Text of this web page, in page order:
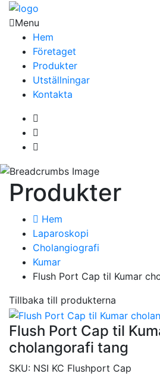
Menu
Hem
Företaget
Produkter
Utställningar
Kontakta
Produkter
Hem
Laparoskopi
Cholangiografi
Kumar
Flush Port Cap til Kumar
Tillbaka till produkterna
Flush Port Cap til
cholangorafi tang
SKU: NSI KC Flushport Cap